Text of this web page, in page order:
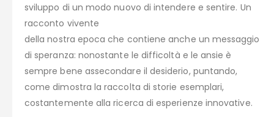
sviluppo di un modo nuovo di intendere e sentire. Un
racconto vivente
della nostra epoca che contiene anche un messaggio
di speranza: nonostante le difficoltà e le ansie è
sempre bene assecondare il desiderio, puntando,
come dimostra la raccolta di storie esemplari,
costantemente alla ricerca di esperienze innovative.